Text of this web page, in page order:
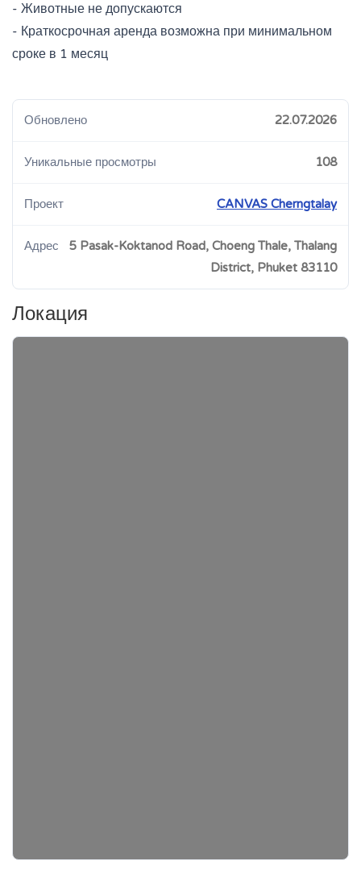
- Животные не допускаются
- Краткосрочная аренда возможна при минимальном
сроке в 1 месяц
Обновлено 22.07.2026
Уникальные просмотры 108
Проект CANVAS Cherngtalay
Адрес
5 Pasak-Koktanod Road, Choeng Thale, Thalang
District, Phuket 83110
Локация